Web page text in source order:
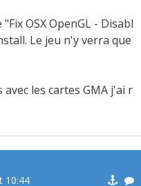
OSX OpenGL - Disabl
Le jeu n'y verra que
les cartes GMA j'ai r
10:44